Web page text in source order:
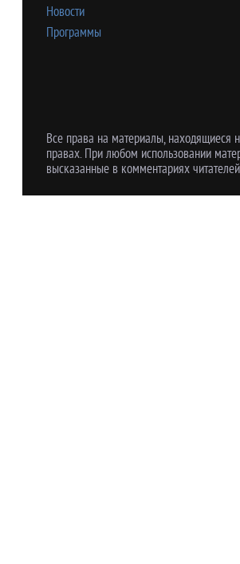
Новости
Программы
Все права на материалы, находящиеся
правах. При любом использовании
высказанные в комментариях